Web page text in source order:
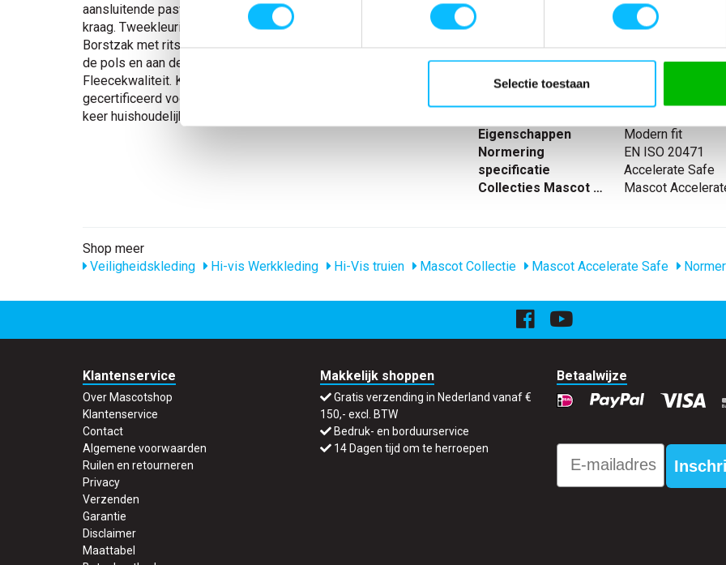
Selectie toestaan
aansluitende pasvorm met een optimale bewegingsvrijheid. Hoge
kraag. Tweekleurig. Sluiting met rits en inwendige windvanger.
Borstzak met rits. Voorzakken met rits. Binnenzakken. Elastiek bij
de pols en aan de onderkant. Afneembare ID-kaarthouder.
Fleecekwaliteit. Kan max. 3% krimpen. Het product is
gecertificeerd voor het behouden van haar eigenschappen bij 50
keer huishoudelijk wassen.
-
19103
Materiaal
94% polyester/
nl_normeringen
EN ISO 20471
nl_materiaal
Eigenschappen
Modern fit
Normering
EN ISO 20471
specificatie
Accelerate Safe
Collecties Mascot Safe
Mascot
Shop meer
Veiligheidskleding
Hi-vis Werkkleding Hi-Vis truien Mascot Collectie Mascot Accelerate Safe
Klantenservice
Over Mascotshop
Klantenservice
Contact
Algemene voorwaarden
Ruilen en retourneren
Privacy
Verzenden
Garantie
Disclaimer
Maattabel
Makkelijk shoppen
Gratis verzending in Nederland vanaf €
150,- excl. BTW
Bedruk- en borduurservice
14 Dagen tijd om te herroepen
Betaalwijze
Email